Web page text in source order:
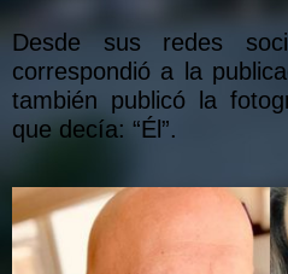
Desde sus redes
correspondió a la
también publicó la
que decía: “Él”.